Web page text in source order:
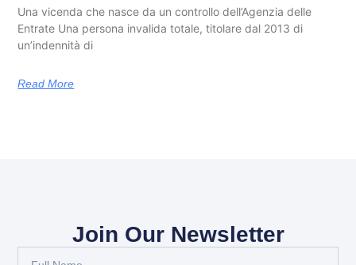
Una vicenda che nasce da un controllo dell’Agenzia delle
Entrate Una persona invalida totale, titolare dal 2013 di
un’indennità di
Read More
Join Our Newsletter